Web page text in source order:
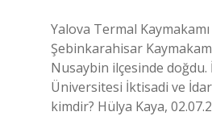
Yalova Termal
Şebinkarahisar
Nusaybin ilçesinde
Üniversitesi İktisadi ve
kimdir? Hülya Kaya,